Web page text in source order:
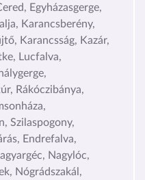
Egyházasgerge,
Karancsberény,
Karancsság, Kazár,
Lucfalva,
Rákóczibánya,
Szilaspogony,
Endrefalva,
Nagylóc,
Nógrádszakál,